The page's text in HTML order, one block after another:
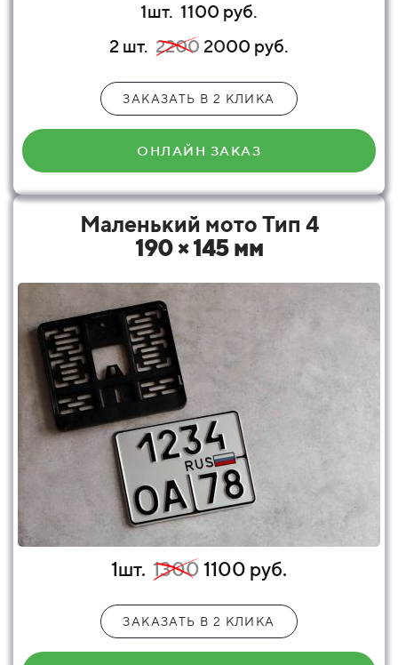
1шт. 1100 руб.
2 шт. 2200 2000 руб.
ЗАКАЗАТЬ В 2 КЛИКА
ОНЛАЙН ЗАКАЗ
Маленький мото Тип 4
190 × 145 мм
1шт. 13001100 руб.
ЗАКАЗАТЬ В 2 КЛИКА